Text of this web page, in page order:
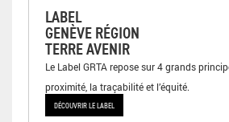
LABEL
GENÈVE RÉGION
TERRE AVENIR
Le Label GRTA repose sur 4 grands
proximité, la traçabilité et l’équité.
DÉCOUVRIR LE LABEL